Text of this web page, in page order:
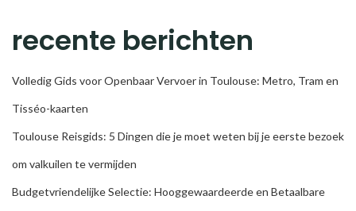
recente berichten
Volledig Gids voor Openbaar Vervoer in Toulouse: Metro, Tram en
Tisséo-kaarten
Toulouse Reisgids: 5 Dingen die je moet weten bij je eerste bezoek
om valkuilen te vermijden
Budgetvriendelijke Selectie: Hooggewaardeerde en Betaalbare